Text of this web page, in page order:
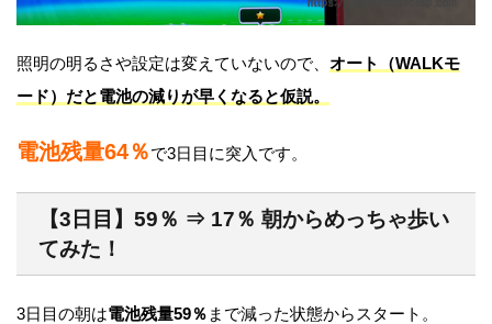
照明の明るさや設定は変えていないので、 オート（WALKモ
ード）だと電池の減りが早くなると仮説。
電池残量64％で3日目に突入です。
【3日目】59％ ⇒ 17％ 朝からめっちゃ歩い
てみた！
3日目の朝は電池残量59％ まで減った状態からスタート。